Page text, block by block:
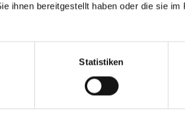
ihnen bereitgestellt haben oder die sie im
Statistiken
FAQ